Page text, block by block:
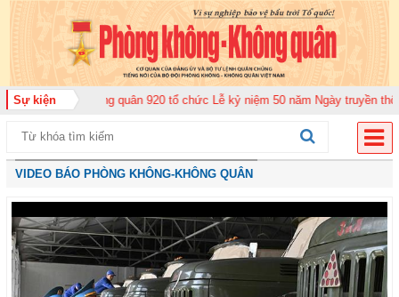
Sự kiện
Không quân 920 tổ chức Lễ kỷ niệm 50 năm Ngày truyền thống (12-11-
VIDEO BÁO PHÒNG KHÔNG-KHÔNG QUÂN